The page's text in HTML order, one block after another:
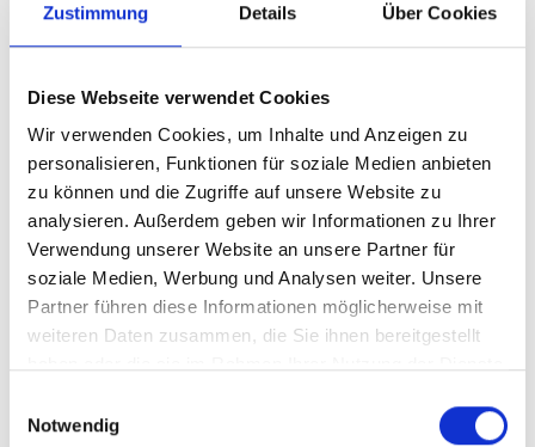
Zustimmung Details Über Cookies
Diese Webseite verwendet Cookies
Wir verwenden Cookies, um Inhalte und Anzeigen zu
personalisieren, Funktionen für soziale Medien anbieten
zu können und die Zugriffe auf unsere Website zu
analysieren. Außerdem geben wir Informationen zu Ihrer
Verwendung unserer Website an unsere Partner für
soziale Medien, Werbung und Analysen weiter. Unsere
Partner führen diese Informationen möglicherweise mit
weiteren Daten zusammen, die Sie ihnen bereitgestellt
Notwendig
Soluciones
detalladas de
almacenamiento en
ingeniería mecánica
y logística del
automóvil